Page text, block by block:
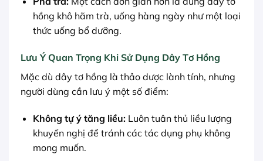
hồng khô hãm trà, uống hàng ngày như một loại
thức uống bổ dưỡng.
Lưu Ý Quan Trọng Khi Sử Dụng Dây Tơ Hồng
Mặc dù dây tơ hồng là thảo dược lành tính, nhưng
người dùng cần lưu ý một số điểm:
Không tự ý tăng liều:Luôn tuân thủ liều lượng
khuyến nghị để tránh các tác dụng phụ không
mong muốn.